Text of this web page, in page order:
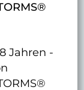
Jahren -